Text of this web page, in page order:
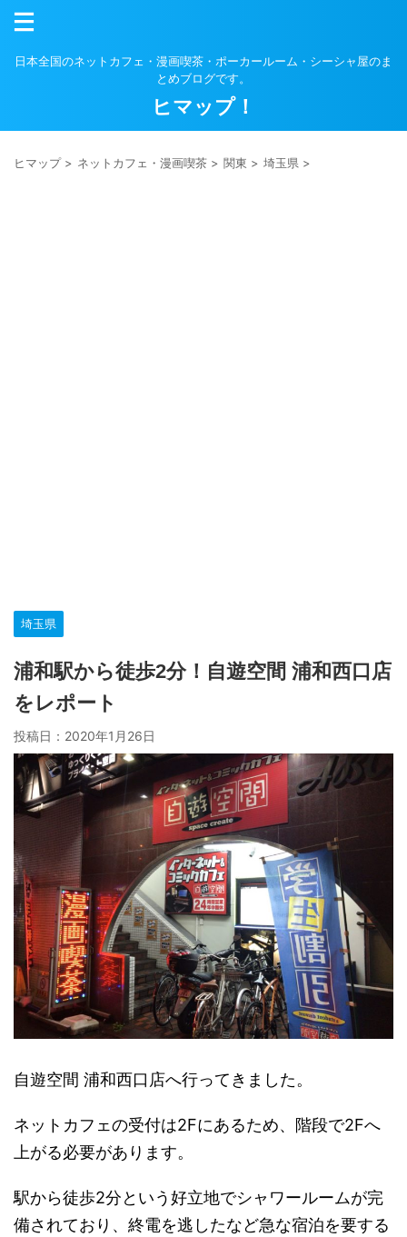
日本全国のネットカフェ・漫画喫茶・ポーカールーム・シーシャ屋のま
とめブログです。
ヒマップ！
ヒマップ> ネットカフェ・漫画喫茶 > 関東 > 埼玉県 >
埼玉県
浦和駅から徒歩2分！自遊空間 浦和西口店
をレポート
投稿日： 2020年1月26日
自遊空間 浦和西口店へ行ってきました。
ネットカフェの受付は2Fにあるため、階段で2Fへ
上がる必要があります。
駅から徒歩2分という好立地でシャワールームが完
備されており、終電を逃したなど急な宿泊を要する